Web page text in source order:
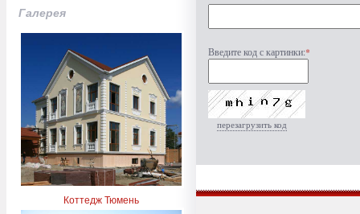
Галерея
Коттедж Тюмень
Введите код с картинки:*
перезагрузить код